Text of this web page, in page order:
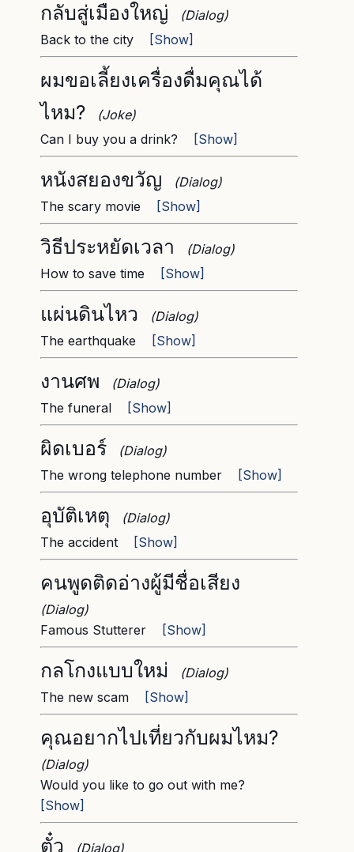
กลับสู่เมืองใหญ่
(Dialog)
Back to the city
[Show]
ผมขอเลี้ยงเครื่องดื่มคุณได้
ไหม?
(Joke)
Can I buy you a drink?
[Show]
หนังสยองขวัญ
(Dialog)
The scary movie
[Show]
วิธีประหยัดเวลา
(Dialog)
How to save time
[Show]
แผ่นดินไหว
(Dialog)
The earthquake
[Show]
งานศพ
(Dialog)
The funeral
[Show]
ผิดเบอร์
(Dialog)
The wrong telephone number
[Show]
อุบัติเหตุ
(Dialog)
The accident
[Show]
คนพูดติดอ่างผู้มีชื่อเสียง
(Dialog)
Famous Stutterer
[Show]
กลโกงแบบใหม่
(Dialog)
The new scam
[Show]
คุณอยากไปเที่ยวกับผมไหม?
(Dialog)
Would you like to go out with me?
[Show]
ตั๋ว (Dialog)